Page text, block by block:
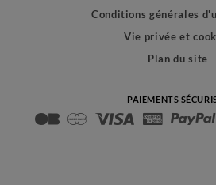
Conditions générales
Vie privée et
Plan du site
PAIEMENTS